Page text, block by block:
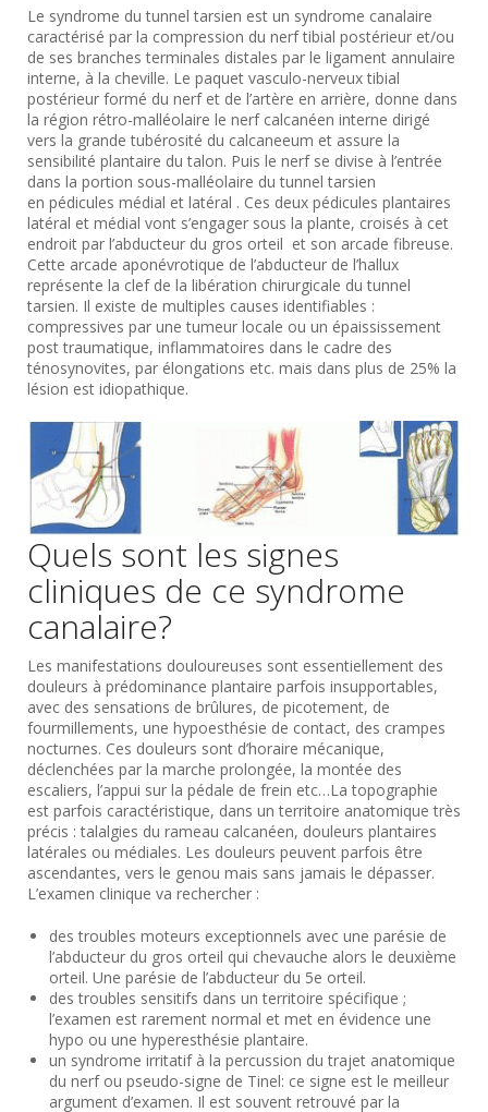
Le syndrome du tunnel tarsien est un syndrome canalaire
caractérisé par la compression du nerf tibial postérieur et/ou
de ses branches terminales distales par le ligament annulaire
interne, à la cheville. Le paquet vasculo-nerveux tibial
postérieur formé du nerf et de l’artère en arrière, donne dans
la région rétro-malléolaire le nerf calcanéen interne dirigé
vers la grande tubérosité du calcaneeum et assure la
sensibilité plantaire du talon. Puis le nerf se divise à l’entrée
dans la portion sous-malléolaire du tunnel tarsien
en pédicules médial et latéral . Ces deux pédicules plantaires
latéral et médial vont s’engager sous la plante, croisés à cet
endroit par l’abducteur du gros orteil et son arcade fibreuse.
Cette arcade aponévrotique de l’abducteur de l’hallux
représente la clef de la libération chirurgicale du tunnel
tarsien. Il existe de multiples causes identifiables :
compressives par une tumeur locale ou un épaississement
post traumatique, inflammatoires dans le cadre des
ténosynovites, par élongations etc. mais dans plus de 25% la
lésion est idiopathique.
Quels sont les signes
cliniques de ce syndrome
canalaire?
Les manifestations douloureuses sont essentiellement des
douleurs à prédominance plantaire parfois insupportables,
avec des sensations de brûlures, de picotement, de
fourmillements, une hypoesthésie de contact, des crampes
nocturnes. Ces douleurs sont d’horaire mécanique,
déclenchées par la marche prolongée, la montée des
escaliers, l’appui sur la pédale de frein etc…La topographie
est parfois caractéristique, dans un territoire anatomique très
précis : talalgies du rameau calcanéen, douleurs plantaires
latérales ou médiales. Les douleurs peuvent parfois être
ascendantes, vers le genou mais sans jamais le dépasser.
L’examen clinique va rechercher :
des troubles moteurs exceptionnels avec une parésie de
l’abducteur du gros orteil qui chevauche alors le deuxième
orteil. Une parésie de l’abducteur du 5e orteil.
des troubles sensitifs dans un territoire spécifique ;
l’examen est rarement normal et met en évidence une
hypo ou une hyperesthésie plantaire.
un syndrome irritatif à la percussion du trajet anatomique
du nerf ou pseudo-signe de Tinel: ce signe est le meilleur
argument d’examen. Il est souvent retrouvé par la